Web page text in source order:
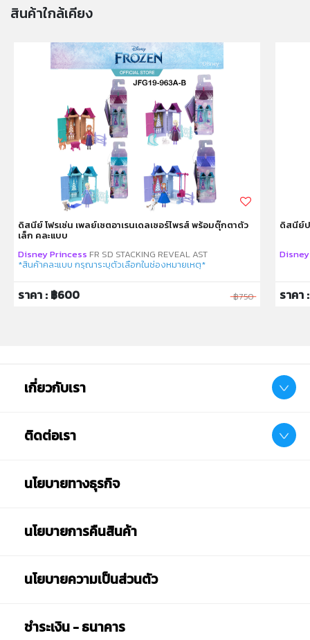
และขว้างปา
สินค้าใกล้เคียง
ดิสนีย์ โฟรเซ่น เพลย์เซตอาเรนเดลเซอร์ไพรส์ พร้อมตุ๊กตาตัว
เล็ก คละแบบ
Disney Princess FR SD STACKING REVEAL AST
*สินค้าคละแบบ กรุณาระบุตัวเลือกในช่องหมายเหตุ*
ราคา : ฿600 ฿750
ดิสนีย์ป
ราคา
เกี่ยวกับเรา
ติดต่อเรา
นโยบายทางธุรกิจ
นโยบายการคืนสินค้า
นโยบายความเป็นส่วนตัว
ชำระเงิน - ธนาคาร